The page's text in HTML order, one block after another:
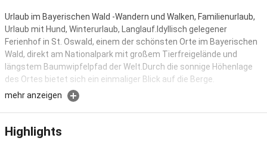
Urlaub im Bayerischen Wald -Wandern und Walken, Familienurlaub,
Urlaub mit Hund, Winterurlaub, Langlauf.Idyllisch gelegener
Ferienhof in St. Oswald, einem der schönsten Orte im Bayerischen
Wald, direkt am Nationalpark mit großem Tierfreigelände und
längstem Baumwipfelpfad der Welt.Durch die sonnige Höhenlage
des Ortes bietet sich ein einmaliger Blick auf die Berge.
Urlaub mit Kind im Bayerischen Wald
Bei uns können sich Kinder so richtig wohlfühlen und Eltern ihren
Urlaub genießen.
mehr anzeigen
Highlights